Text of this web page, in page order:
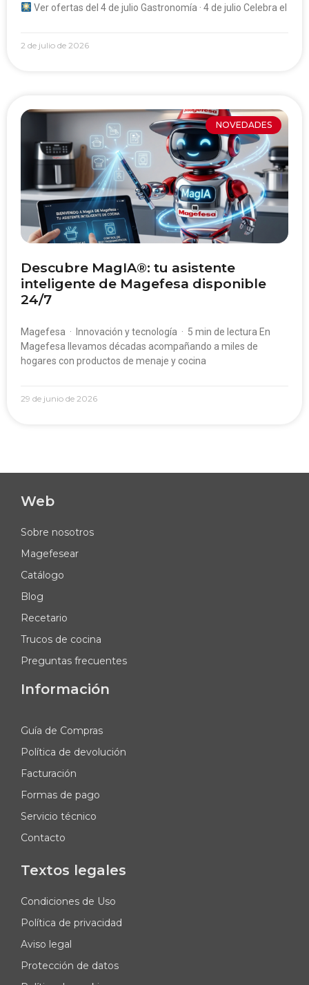
Ver ofertas del 4 de julio Gastronomía · 4 de julio Celebra el
2 de julio de 2026
NOVEDADES
Descubre MagIA®: tu asistente
inteligente de Magefesa disponible
24/7
Magefesa · Innovación y tecnología · 5 min de lectura En
Magefesa llevamos décadas acompañando a miles de
hogares con productos de menaje y cocina
29 de junio de 2026
Web
Sobre nosotros
Magefesear
Catálogo
Blog
Recetario
Trucos de cocina
Preguntas frecuentes
Información
Guía de Compras
Política de devolución
Facturación
Formas de pago
Servicio técnico
Contacto
Textos legales
Condiciones de Uso
Política de privacidad
Aviso legal
Protección de datos